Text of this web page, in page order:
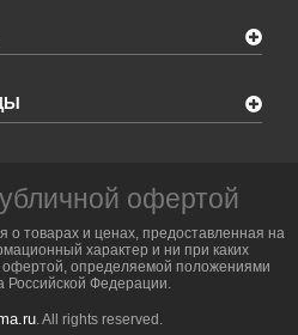
офертой
товарах и ценах, предоставленная на
характер и ни при каких
офертой, определяемой положениями
Российской Федерации.
. All rights reserved.